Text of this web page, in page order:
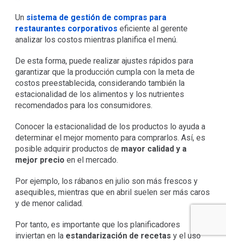
Un sistema de gestión de compras para
restaurantes corporativos eficiente al gerente
analizar los costos mientras planifica el menú.
De esta forma, puede realizar ajustes rápidos para
garantizar que la producción cumpla con la meta de
costos preestablecida, considerando también la
estacionalidad de los alimentos y los nutrientes
recomendados para los consumidores.
Conocer la estacionalidad de los productos lo ayuda a
determinar el mejor momento para comprarlos. Así, es
posible adquirir productos de mayor calidad y a
mejor precio en el mercado.
Por ejemplo, los rábanos en julio son más frescos y
asequibles, mientras que en abril suelen ser más caros
y de menor calidad.
Por tanto, es importante que los planificadores
inviertan en la estandarización de recetas y el uso